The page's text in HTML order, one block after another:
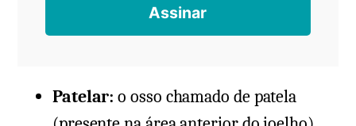
Patelar:o osso chamado de patela